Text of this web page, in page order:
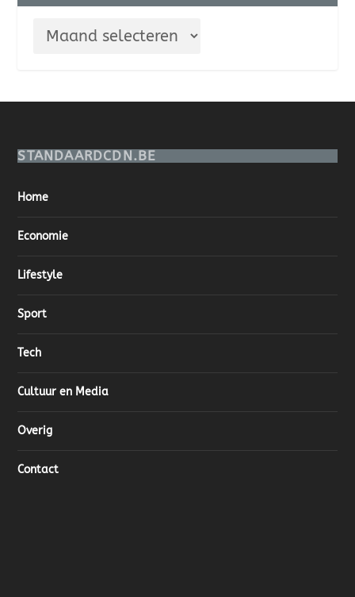
STANDAARDCDN.BE
Home
Economie
Lifestyle
Sport
Tech
Cultuur en Media
Overig
Contact